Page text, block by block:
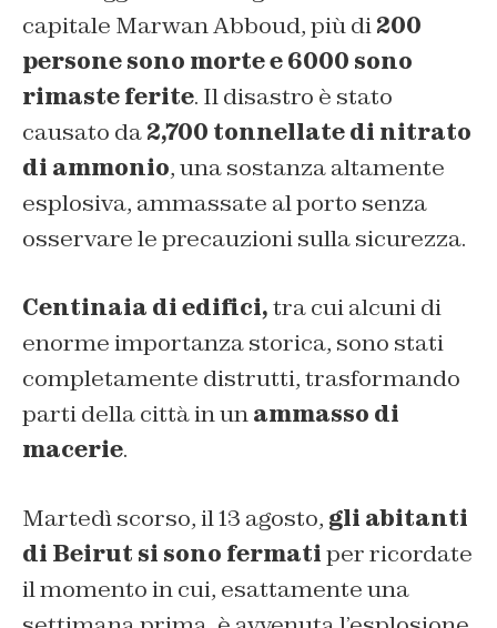
capitale Marwan Abboud, più di200
persone sono morte e 6000 sono
rimaste ferite. Il disastro è stato
causato da2,700 tonnellate di nitrato
di ammonio, una sostanza altamente
esplosiva, ammassate al porto senza
osservare le precauzioni sulla sicurezza.
Centinaia di edifici,tra cui alcuni di
enorme importanza storica, sono stati
completamente distrutti, trasformando
parti della città in unammasso di
macerie.
Martedì scorso, il 13 agosto, gli abitanti
di Beirut si sono fermatiper ricordate
il momento in cui, esattamente una